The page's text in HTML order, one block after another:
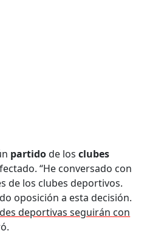
partidode losclubes
“He conversado con
de los clubes deportivos.
oposición a esta decisión.
deportivas seguirán con